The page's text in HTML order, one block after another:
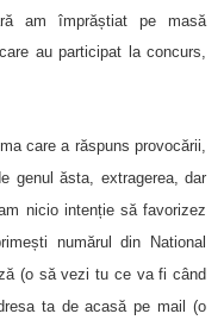
am împrăștiat pe masă
au participat la concurs,
care a răspuns provocării,
genul ăsta, extragerea, dar
nicio intenție să favorizez
numărul din National
(o să vezi tu ce va fi când
ta de acasă pe mail (o